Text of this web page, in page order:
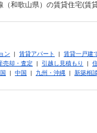
和歌山県）の賃貸住宅(
ン | 賃貸アパート | 賃貸一戸建
売却・査定 | 引越し見積もり |
| 中国 | 九州・沖縄 | 新築相